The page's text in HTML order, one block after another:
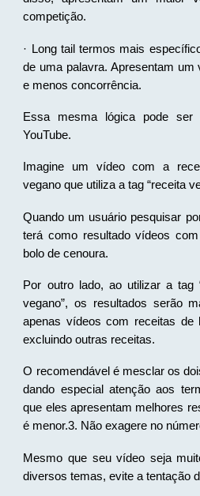
competição.
· Long tail termos mais
de uma palavra. Apresentam
e menos concorrência.
Essa mesma lógica pode ser
YouTube.
Imagine um vídeo com a
vegano que utiliza a tag “receita
Quando um usuário pesquisar
terá como resultado vídeos
bolo de cenoura.
Por outro lado, ao utilizar a tag
vegano”, os resultados serão
apenas vídeos com receitas de
excluindo outras receitas.
O recomendável é mesclar os
dando especial atenção aos
que eles apresentam melhores
é menor.3. Não exagere no
Mesmo que seu vídeo seja
diversos temas, evite a tentação